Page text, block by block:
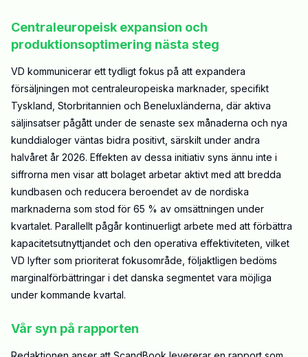
Centraleuropeisk expansion och
produktionsoptimering nästa steg
VD kommunicerar ett tydligt fokus på att expandera
försäljningen mot centraleuropeiska marknader, specifikt
Tyskland, Storbritannien och Beneluxländerna, där aktiva
säljinsatser pågått under de senaste sex månaderna och nya
kunddialoger väntas bidra positivt, särskilt under andra
halvåret år 2026. Effekten av dessa initiativ syns ännu inte i
siffrorna men visar att bolaget arbetar aktivt med att bredda
kundbasen och reducera beroendet av de nordiska
marknaderna som stod för 65 % av omsättningen under
kvartalet. Parallellt pågår kontinuerligt arbete med att förbättra
kapacitetsutnyttjandet och den operativa effektiviteten, vilket
VD lyfter som prioriterat fokusområde, följaktligen bedöms
marginalförbättringar i det danska segmentet vara möjliga
under kommande kvartal.
Vår syn på rapporten